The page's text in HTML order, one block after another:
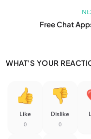
Free Chat
WHAT'S YOUR
Like
0
Dislike
0